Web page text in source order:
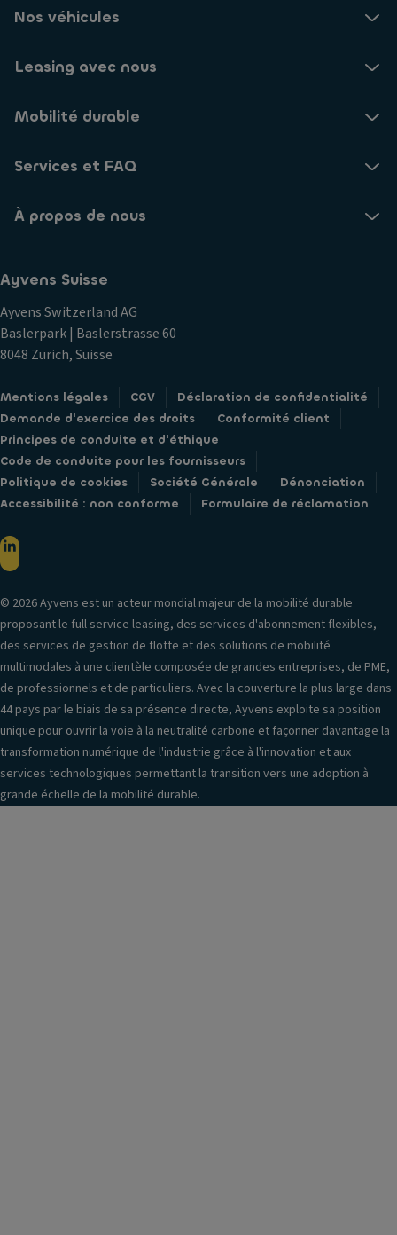
Nos véhicules
Leasing avec nous
Mobilité durable
Services et FAQ
À propos de nous
Ayvens Suisse
Ayvens Switzerland AG
Baslerpark | Baslerstrasse 60
8048 Zurich, Suisse
Mentions légales CGV
Déclaration de confidentialité
Demande d'exercice des droits
Conformité client
Principes de conduite et d'éthique
Code de conduite pour les fournisseurs
Politique de cookies
Société Générale
Dénonciation
Accessibilité : non conforme
Formulaire de réclamation
© 2026 Ayvens est un acteur mondial majeur de la mobilité durable
proposant le full service leasing, des services d'abonnement flexibles,
des services de gestion de flotte et des solutions de mobilité
multimodales à une clientèle composée de grandes entreprises, de PME,
de professionnels et de particuliers. Avec la couverture la plus large dans
44 pays par le biais de sa présence directe, Ayvens exploite sa position
unique pour ouvrir la voie à la neutralité carbone et façonner davantage la
transformation numérique de l'industrie grâce à l'innovation et aux
services technologiques permettant la transition vers une adoption à
grande échelle de la mobilité durable.